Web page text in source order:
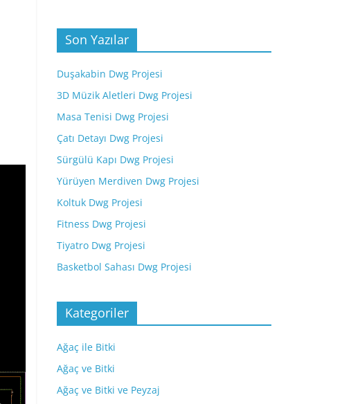
Son Yazılar
Duşakabin Dwg Projesi
3D Müzik Aletleri Dwg Projesi
Masa Tenisi Dwg Projesi
Çatı Detayı Dwg Projesi
Sürgülü Kapı Dwg Projesi
Yürüyen Merdiven Dwg Projesi
Koltuk Dwg Projesi
Fitness Dwg Projesi
Tiyatro Dwg Projesi
Basketbol Sahası Dwg Projesi
Kategoriler
Ağaç ile Bitki
Ağaç ve Bitki
Ağaç ve Bitki ve Peyzaj